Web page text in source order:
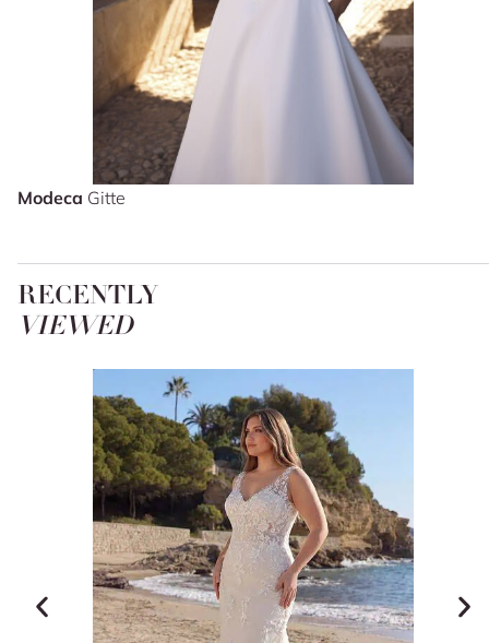
Modeca Gitte
RECENTLY
VIEWED